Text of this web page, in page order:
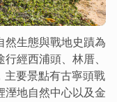
然生態與戰地史蹟為
經西浦頭、林厝、
主要景點有古寧頭戰
溼地自然中心以及金